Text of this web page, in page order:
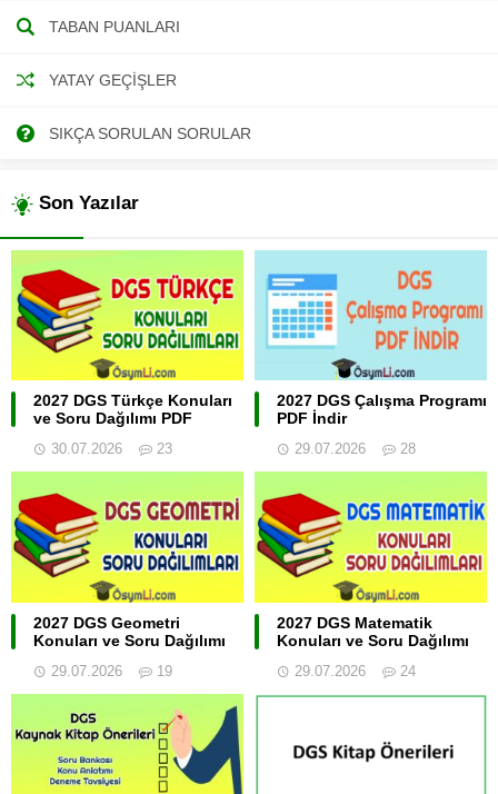
TABAN PUANLARI
YATAY GEÇIŞLER
SIKÇA SORULAN SORULAR
Son Yazılar
2027 DGS Türkçe Konuları
ve Soru Dağılımı PDF
30.07.2026 23
2027 DGS Çalışma Programı
PDF İndir
29.07.2026 28
2027 DGS Geometri
Konuları ve Soru Dağılımı
29.07.2026 19
2027 DGS Matematik
Konuları ve Soru Dağılımı
29.07.2026 24